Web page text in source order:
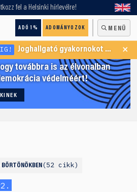
fel a Helsinki hírlevélre!
ADÓ 1% ADOMÁNYOZOK MENÜ
Joghallgató gyakornokot keresünk Menekültügyi Programunkba ×
továbbra is az élvonalban
védelméért!
52 cikk